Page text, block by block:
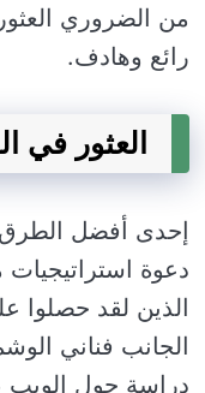
من الضروري
رائع وهادف.
العثور في
إحدى أفضل
دعوة استراتيجيات
الذين لقد
الجانب فناني
دراسة حول